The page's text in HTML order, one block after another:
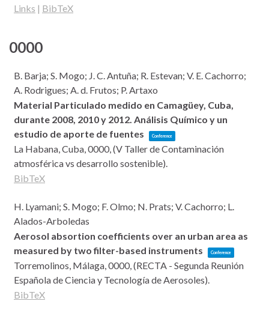
Links | BibTeX
0000
B. Barja; S. Mogo; J. C. Antuña; R. Estevan; V. E. Cachorro;
A. Rodrigues; A. d. Frutos; P. Artaxo
Material Particulado medido en Camagüey, Cuba,
durante 2008, 2010 y 2012. Análisis Químico y un
estudio de aporte de fuentes
Conference
La Habana, Cuba,0000, (V Taller de Contaminación
atmosférica vs desarrollo sostenible).
BibTeX
H. Lyamani; S. Mogo; F. Olmo; N. Prats; V. Cachorro; L.
Alados-Arboledas
Aerosol absortion coefficients over an urban area as
measured by two filter-based instruments
Conference
Torremolinos, Málaga,0000, (RECTA - Segunda Reunión
Española de Ciencia y Tecnología de Aerosoles).
BibTeX